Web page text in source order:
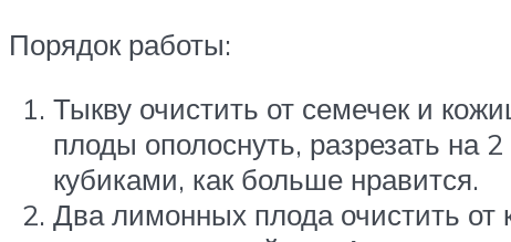
Порядок работы:
Тыкву очистить от семечек и
плоды ополоснуть, разрезать на
кубиками, как больше нравится.
Два лимонных плода очистить от